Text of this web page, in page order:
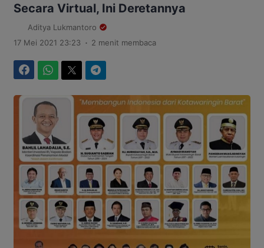
Secara Virtual, Ini Deretannya
Aditya Lukmantoro
17 Mei 2021 23:23 . 2 menit membaca